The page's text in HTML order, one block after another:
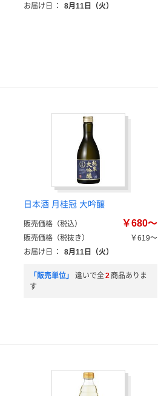
お届け日
： 8月11日（火）
日本酒 月桂冠 大吟醸
販売価格（税込） ￥680～
販売価格（税抜き）
￥619～
お届け日
： 8月11日（火）
「販売単位」 違いで全2 商品ありま
す